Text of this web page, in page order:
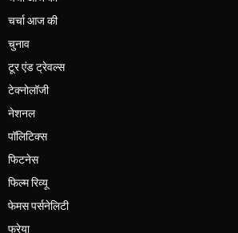
चर्चा आज की
चुनाव
टूर एंड ट्रेवल्स
टेक्नोलॉजी
नेशनल
पॉलिटिक्स
फिटनेस
फिल्म रिव्यू
फेमस पर्सनेलिटी
फ्रेया